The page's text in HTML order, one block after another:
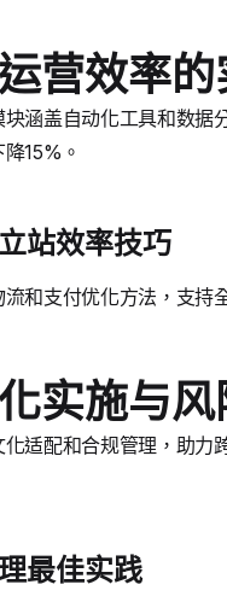
营效率
块涵盖自动化工具和数
15%。
站效率技巧
和支付优化方法，支持
实施与
化适配和合规管理，助
最佳实践